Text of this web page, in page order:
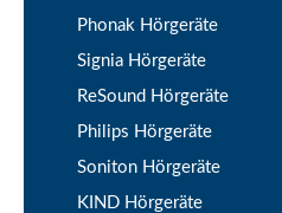
Phonak Hörgeräte
Signia Hörgeräte
ReSound Hörgeräte
Philips Hörgeräte
Soniton Hörgeräte
KIND Hörgeräte